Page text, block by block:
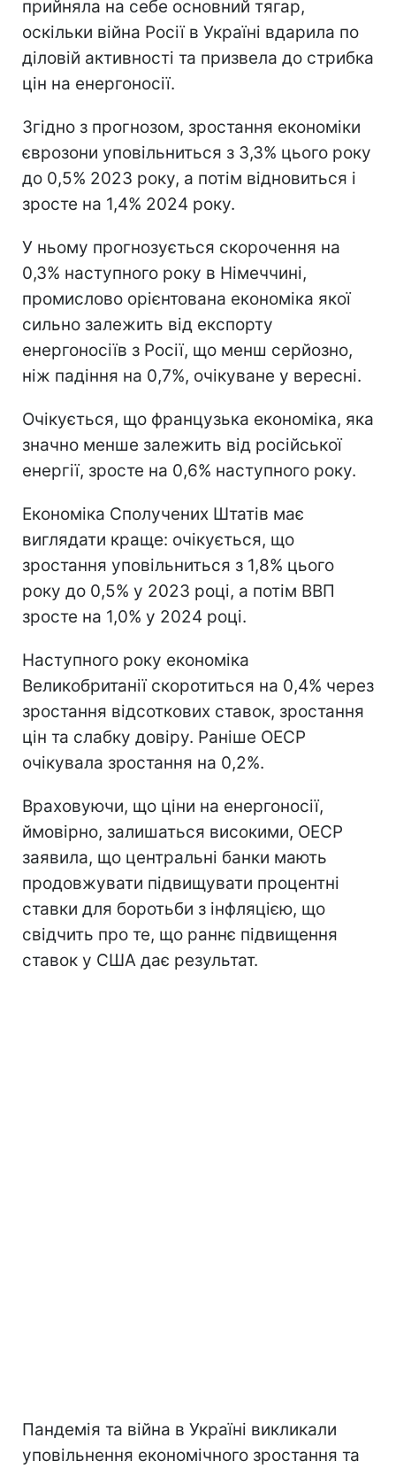
прийняла на себе основний тягар,
оскільки війна Росії в Україні вдарила по
діловій активності та призвела до стрибка
цін на енергоносії.
Згідно з прогнозом, зростання економіки
єврозони уповільниться з 3,3% цього року
до 0,5% 2023 року, а потім відновиться і
зросте на 1,4% 2024 року.
У ньому прогнозується скорочення на
0,3% наступного року в Німеччині,
промислово орієнтована економіка якої
сильно залежить від експорту
енергоносіїв з Росії, що менш серйозно,
ніж падіння на 0,7%, очікуване у вересні.
Очікується, що французька економіка, яка
значно менше залежить від російської
енергії, зросте на 0,6% наступного року.
Економіка Сполучених Штатів має
виглядати краще: очікується, що
зростання уповільниться з 1,8% цього
року до 0,5% у 2023 році, а потім ВВП
зросте на 1,0% у 2024 році.
Наступного року економіка
Великобританії скоротиться на 0,4% через
зростання відсоткових ставок, зростання
цін та слабку довіру. Раніше ОЕСР
очікувала зростання на 0,2%.
Враховуючи, що ціни на енергоносії,
ймовірно, залишаться високими, ОЕСР
заявила, що центральні банки мають
продовжувати підвищувати процентні
ставки для боротьби з інфляцією, що
свідчить про те, що раннє підвищення
ставок у США дає результат.
Пандемія та війна в Україні викликали
уповільнення економічного зростання та